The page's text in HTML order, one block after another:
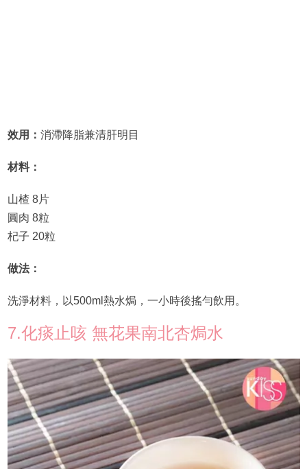
效用： 消滯降脂兼清肝明目
材料：
山楂 8片
圓肉 8粒
杞子 20粒
做法：
洗淨材料，以500ml熱水焗，一小時後搖勻飲用。
7.化痰止咳 無花果南北杏焗水